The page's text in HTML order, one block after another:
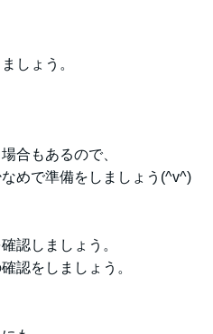
しょう。
合もあるので、
めで準備をしましょう(^v^)
認しましょう。
認をしましょう。